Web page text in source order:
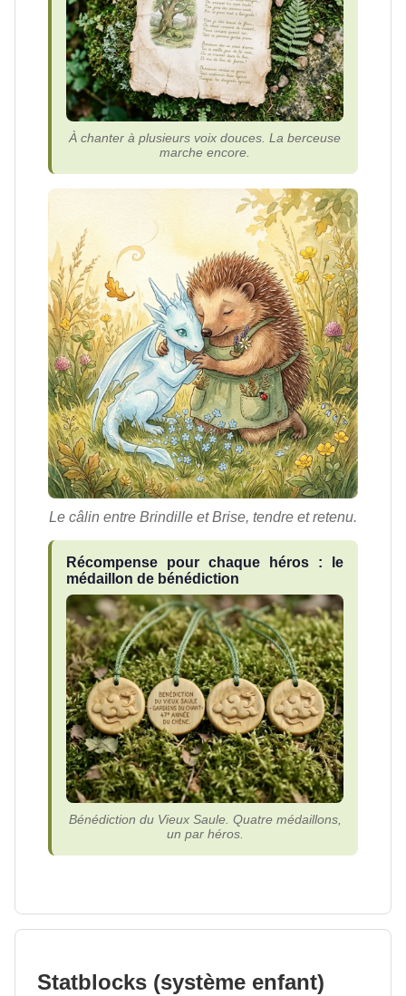
À chanter à plusieurs voix douces. La berceuse
marche encore.
Le câlin entre Brindille et Brise, tendre et retenu.
Récompense pour chaque héros : le
médaillon de bénédiction
Bénédiction du Vieux Saule. Quatre médaillons,
un par héros.
Statblocks (système enfant)